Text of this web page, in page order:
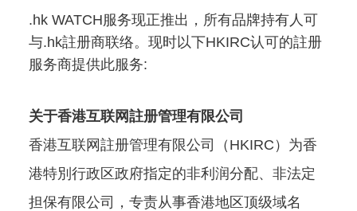
.hk WATCH服务现正推出，所有品牌持有人可
与.hk註册商联络。现时以下HKIRC认可的註册
服务商提供此服务:
关于香港互联网註册管理有限公司
香港互联网註册管理有限公司（HKIRC）为香
港特別行政区政府指定的非利润分配、非法定
担保有限公司，专责从事香港地区顶级域名